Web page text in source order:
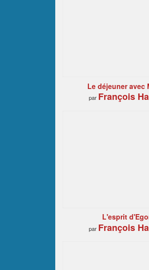
Le déjeuner avec
par François
L'esprit
par François